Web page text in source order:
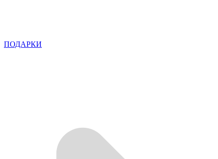
ПОДАРКИ